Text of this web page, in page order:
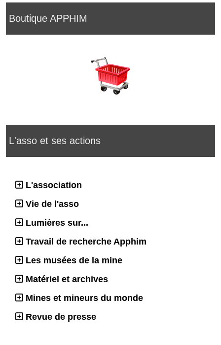
Boutique APPHIM
L'asso et ses actions
L'association
Vie de l'asso
Lumières sur...
Travail de recherche Apphim
Les musées de la mine
Matériel et archives
Mines et mineurs du monde
Revue de presse